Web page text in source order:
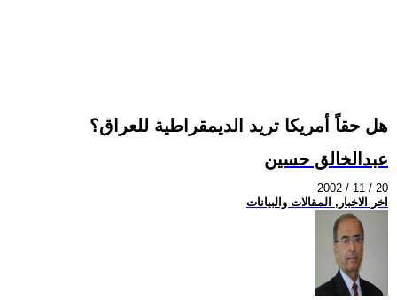
هل حقاً أمريكا تريد الديمقراطية للعراق؟
عبدالخالق حسين
2002 / 11 / 20
اخر الاخبار, المقالات والبيانات